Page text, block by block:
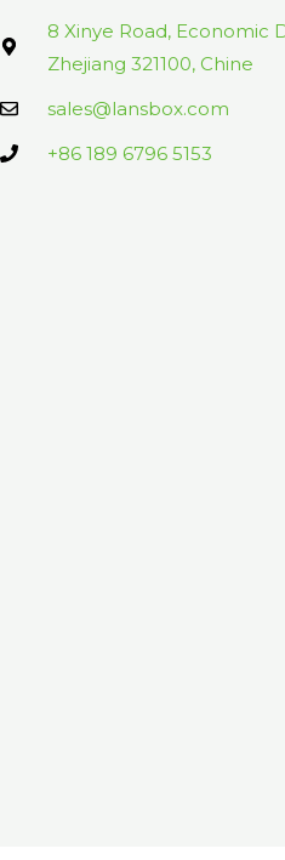
8 Xinye Road, Economic
Zhejiang 321100, Chine
sales@lansbox.com
+86 189 6796 5153